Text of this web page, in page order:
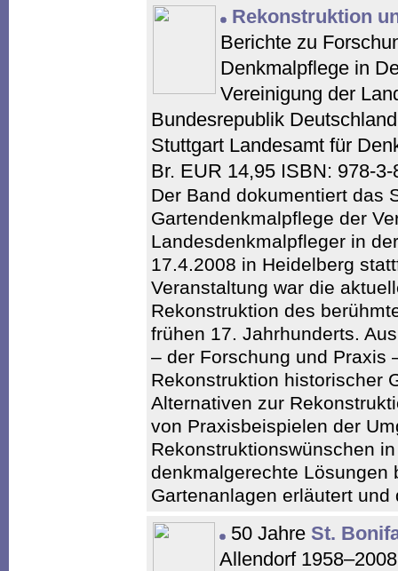
Rekonstruktion
Berichte zu
Denkmalpflege in
Vereinigung der
Bundesrepublik
Stuttgart Landesamt für
Br. EUR 14,95 ISBN: 978-
Der Band dokumentiert das
Gartendenkmalpflege der
Landesdenkmalpfleger in
17.4.2008 in Heidelberg
Veranstaltung war die
Rekonstruktion des
frühen 17. Jahrhunderts.
– der Forschung und Praxis
Rekonstruktion historischer
Alternativen zur
von Praxisbeispielen der
Rekonstruktionswünschen
denkmalgerechte Lösungen
Gartenanlagen erläutert und
50 Jahre St.
Allendorf